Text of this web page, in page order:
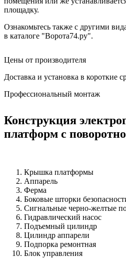
площадку.
Ознакомьтесь также с другими
в каталоге "Ворота74.ру".
Цены от производителя
Доставка и установка в короткие
Профессиональный монтаж
Конструкция
платформ с
Крышка платформы
Аппарель
Ферма
Боковые шторки
Сигнальные черно-желтые
Гидравлический насос
Подъемный цилиндр
Цилиндр аппарели
Подпорка ремонтная
Блок управления